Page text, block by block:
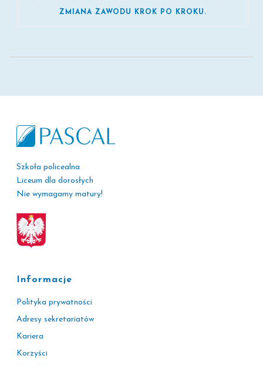
ZMIANA ZAWODU KROK PO KROKU.
Szkoła policealna
Liceum dla dorosłych
Nie wymagamy matury!
Informacje
Polityka prywatności
Adresy sekretariatów
Kariera
Korzyści